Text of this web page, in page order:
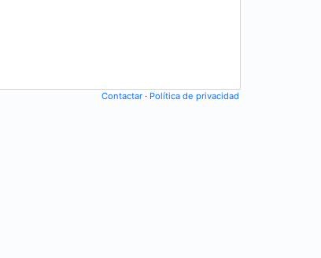
Contactar · Política de privacidad